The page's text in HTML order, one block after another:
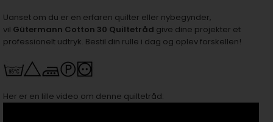
Uanset om du er en erfaren quilter eller nybegynder,
vil Gütermann Cotton 30 Quiltetråd give dine projekter et
professionelt udtryk. Bestil din rulle i dag og oplev forskellen!
Her er en lille video om denne quiltetråd: